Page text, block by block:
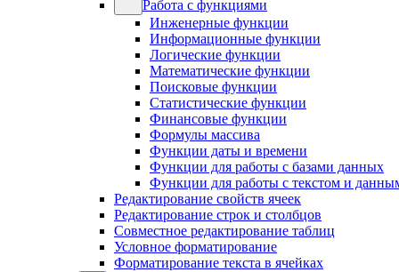
Работа с функциями
Инженерные функции
Информационные функции
Логические функции
Математические функции
Поисковые функции
Статистические функции
Финансовые функции
Формулы массива
Функции даты и времени
Функции для работы с базами данных
Функции для работы с текстом и
Редактирование свойств ячеек
Редактирование строк и столбцов
Совместное редактирование таблиц
Условное форматирование
Форматирование текста в ячейках